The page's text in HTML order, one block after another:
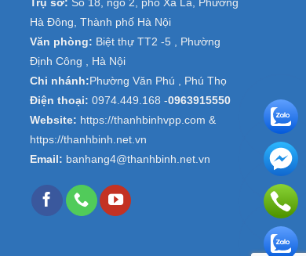
Trụ sở: Số 18, ngõ 2, phố Xa La, Phường
Hà Đông, Thành phố Hà Nội
Văn phòng: Biệt thự TT2 -5 , Phường
Định Công , Hà Nội
Chi nhánh: Phường Văn Phú , Phú Thọ
Điện thoại: 0974.449.168 -0963915550
Website: https://thanhbinhvpp.com &
https://thanhbinh.net.vn
Email: banhang4@thanhbinh.net.vn